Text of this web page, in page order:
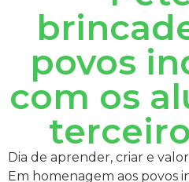
povos
com os
Dia de aprender, criar e
Em homenagem aos povos